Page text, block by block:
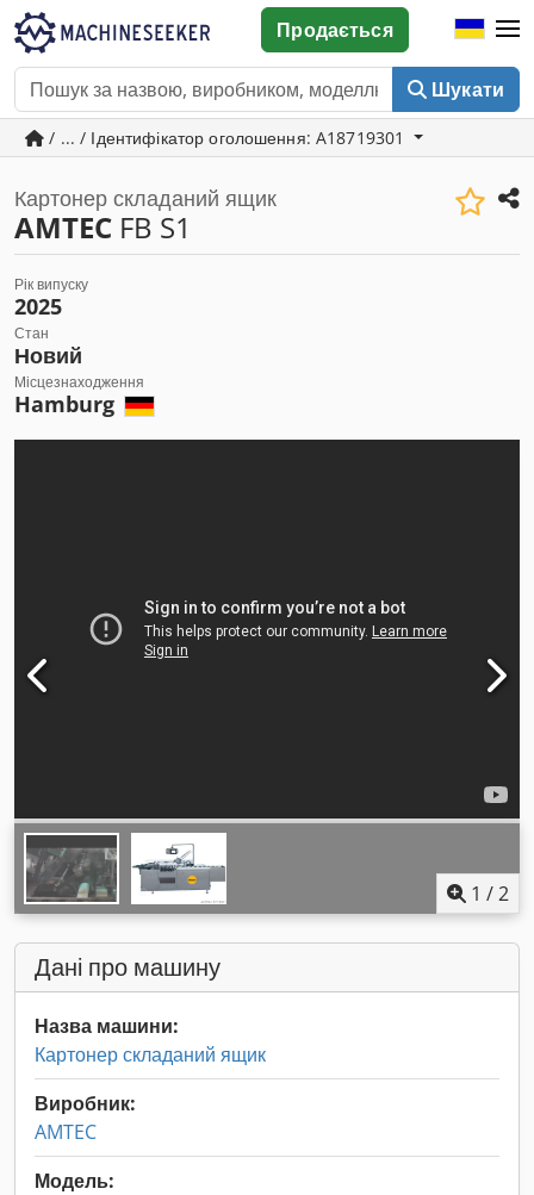
Шукати
Продається
/ ... / Ідентифікатор оголошення: A18719301
Картонер складаний ящик
AMTEC FB S1
Рік випуску
2025
Стан
Новий
Місцезнаходження
Hamburg
1 /2
Дані про машину
Назва машини:
Картонер складаний ящик
Виробник:
AMTEC
Модель: